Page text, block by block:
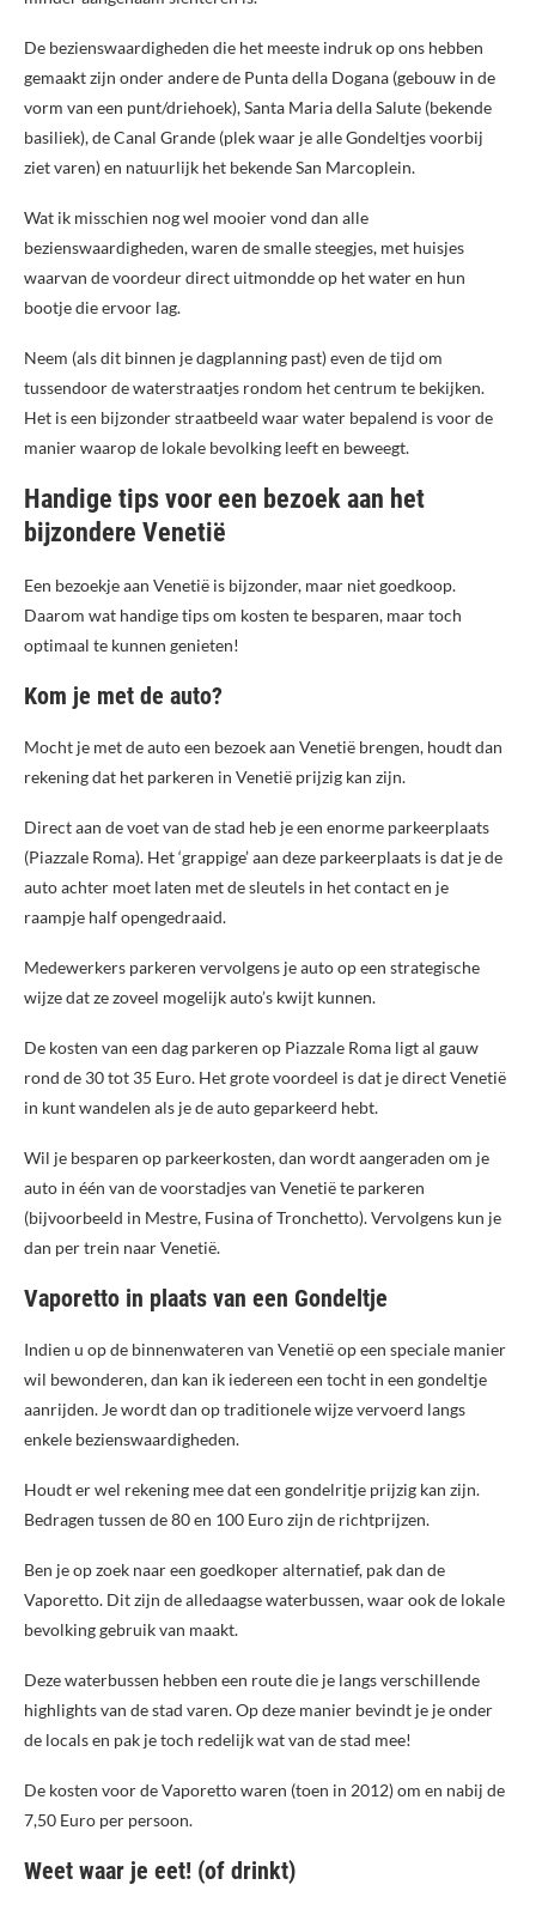
De bezienswaardigheden die het meeste indruk op ons hebben
gemaakt zijn onder andere de Punta della Dogana (gebouw in de
vorm van een punt/driehoek), Santa Maria della Salute (bekende
basiliek), de Canal Grande (plek waar je alle Gondeltjes voorbij
ziet varen) en natuurlijk het bekende San Marcoplein.
Wat ik misschien nog wel mooier vond dan alle
bezienswaardigheden, waren de smalle steegjes, met huisjes
waarvan de voordeur direct uitmondde op het water en hun
bootje die ervoor lag.
Neem (als dit binnen je dagplanning past) even de tijd om
tussendoor de waterstraatjes rondom het centrum te bekijken.
Het is een bijzonder straatbeeld waar water bepalend is voor de
manier waarop de lokale bevolking leeft en beweegt.
Handige tips voor een bezoek aan het
bijzondere Venetië
Een bezoekje aan Venetië is bijzonder, maar niet goedkoop.
Daarom wat handige tips om kosten te besparen, maar toch
optimaal te kunnen genieten!
Kom je met de auto?
Mocht je met de auto een bezoek aan Venetië brengen, houdt dan
rekening dat het parkeren in Venetië prijzig kan zijn.
Direct aan de voet van de stad heb je een enorme parkeerplaats
(Piazzale Roma). Het ‘grappige’ aan deze parkeerplaats is dat je de
auto achter moet laten met de sleutels in het contact en je
raampje half opengedraaid.
Medewerkers parkeren vervolgens je auto op een strategische
wijze dat ze zoveel mogelijk auto’s kwijt kunnen.
De kosten van een dag parkeren op Piazzale Roma ligt al gauw
rond de 30 tot 35 Euro. Het grote voordeel is dat je direct Venetië
in kunt wandelen als je de auto geparkeerd hebt.
Wil je besparen op parkeerkosten, dan wordt aangeraden om je
auto in één van de voorstadjes van Venetië te parkeren
(bijvoorbeeld in Mestre, Fusina of Tronchetto). Vervolgens kun je
dan per trein naar Venetië.
Vaporetto in plaats van een Gondeltje
Indien u op de binnenwateren van Venetië op een speciale manier
wil bewonderen, dan kan ik iedereen een tocht in een gondeltje
aanrijden. Je wordt dan op traditionele wijze vervoerd langs
enkele bezienswaardigheden.
Houdt er wel rekening mee dat een gondelritje prijzig kan zijn.
Bedragen tussen de 80 en 100 Euro zijn de richtprijzen.
Ben je op zoek naar een goedkoper alternatief, pak dan de
Vaporetto. Dit zijn de alledaagse waterbussen, waar ook de lokale
bevolking gebruik van maakt.
Deze waterbussen hebben een route die je langs verschillende
highlights van de stad varen. Op deze manier bevindt je je onder
de locals en pak je toch redelijk wat van de stad mee!
De kosten voor de Vaporetto waren (toen in 2012) om en nabij de
7,50 Euro per persoon.
Weet waar je eet! (of drinkt)